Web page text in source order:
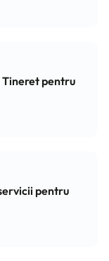
Tineret pentru
pentru